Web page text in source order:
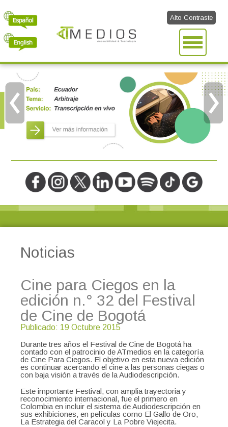
Alto Contraste
Noticias
Cine para Ciegos en la
edición n.° 32 del Festival
de Cine de Bogotá
Publicado: 19 Octubre 2015
Durante tres años el Festival de Cine de Bogotá ha
contado con el patrocinio de ATmedios en la categoría
de Cine Para Ciegos. El objetivo en esta nueva edición
es continuar acercando el cine a las personas ciegas o
con baja visión a través de la Audiodescripción.
Este importante Festival, con amplia trayectoria y
reconocimiento internacional, fue el primero en
Colombia en incluir el sistema de Audiodescripción en
sus exhibiciones, en películas como El Gallo de Oro,
La Estrategia del Caracol y La Pobre Viejecita.